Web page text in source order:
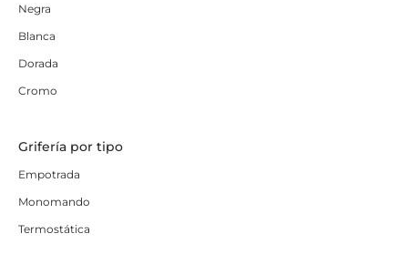
Negra
Blanca
Dorada
Cromo
Grifería por tipo
Empotrada
Monomando
Termostática